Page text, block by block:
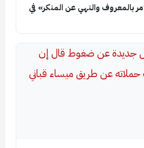
بالمعروف والنهي عن المنكر» في